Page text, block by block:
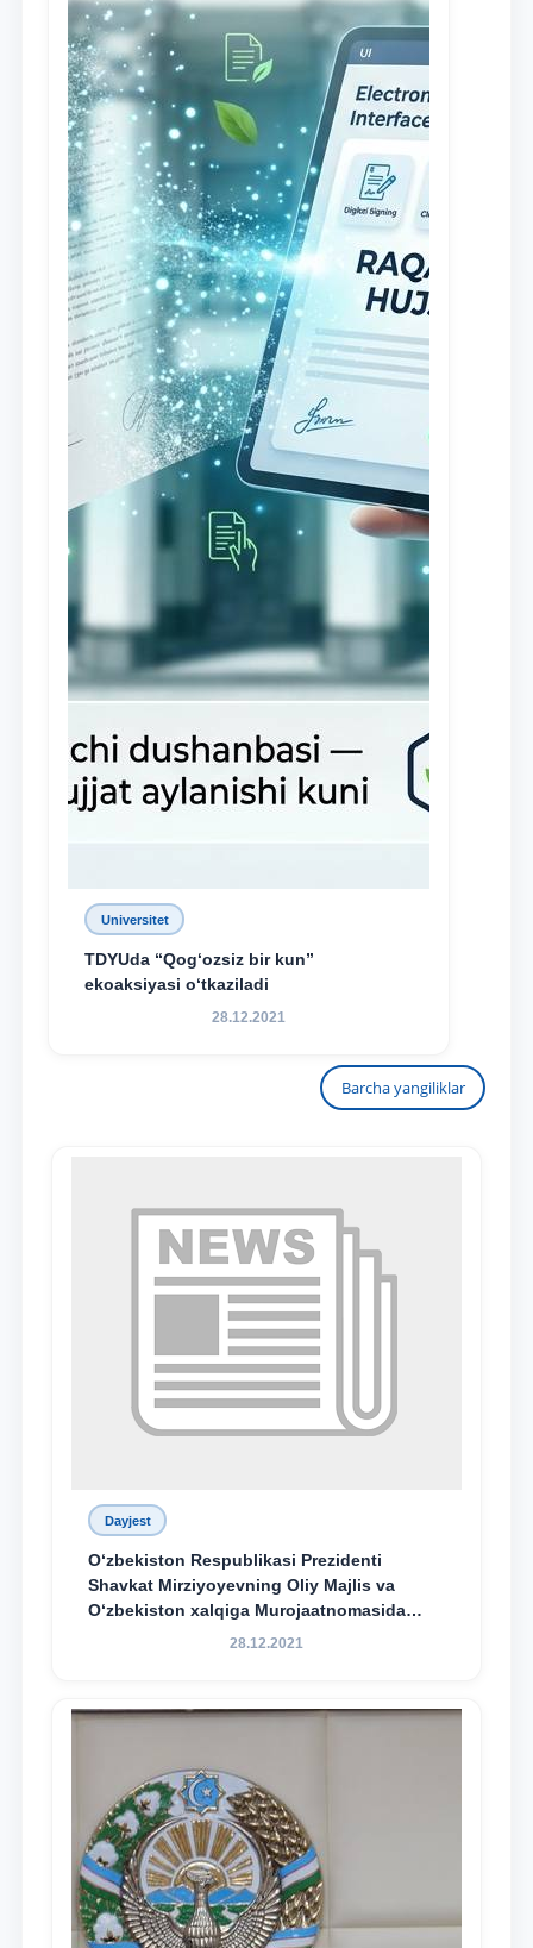
Universitet
TDYUda “Qog‘ozsiz bir kun”
ekoaksiyasi o‘tkaziladi
28.12.2021
Barcha yangiliklar
Dayjest
O‘zbekiston Respublikasi Prezidenti
Shavkat Mirziyoyevning Oliy Majlis va
O‘zbekiston xalqiga Murojaatnomasida
belgilangan vazifalar mazmun-mohiyatini
dayjesti
28.12.2021